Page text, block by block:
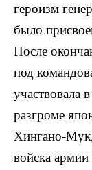
героизм
было
После
под
участвовала
разгроме
Хингано-
войска